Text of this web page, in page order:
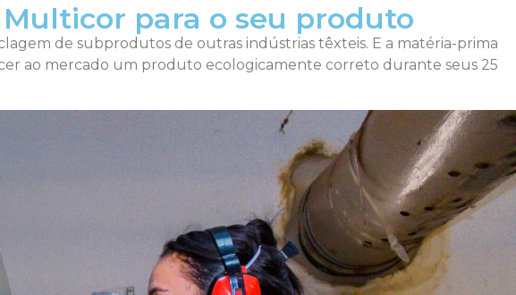
para o seu produto
de subprodutos de outras indústrias têxteis. E a matéria-prima
ao mercado um produto ecologicamente correto durante seus 25